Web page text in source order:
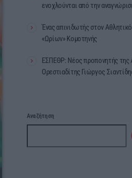
ενοχλούνται από την
Ένας απινιδωτής στον
«Ωρίων» Κομοτηνής
ΕΣΠΕΘΡ: Νέος προπονητής της
Ορεστιαδίτης Γιώργος
Αναζήτηση